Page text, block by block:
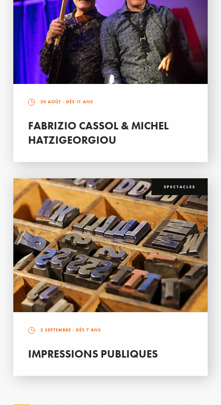
30 AOÛT - DÈS 11 ANS
FABRIZIO CASSOL & MICHEL
HATZIGEORGIOU
SPECTACLES
2 SEPTEMBRE - DÈS 7 ANS
IMPRESSIONS PUBLIQUES